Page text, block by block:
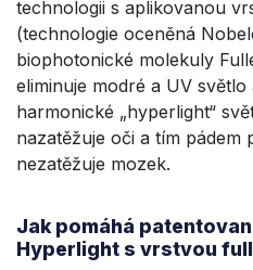
technologii s aplikovanou
(technologie oceněná
biophotonické molekuly
eliminuje modré a UV světlo
harmonické „hyperlight“
nazatěžuje oči a tím pádem
nezatěžuje mozek.
Jak pomáhá
Hyperlight s vrstvou